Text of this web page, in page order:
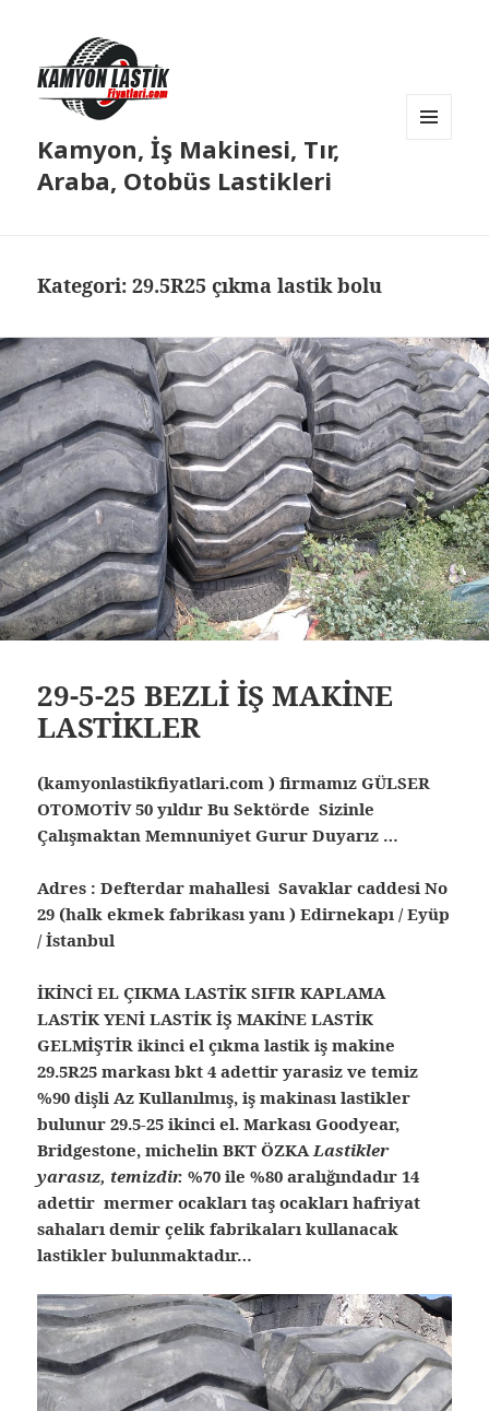
Kamyon, İş Makinesi, Tır,
Araba, Otobüs Lastikleri
Kategori:29.5R25 çıkma lastik bolu
29-5-25 BEZLİ İŞ MAKİNE
LASTİKLER
(kamyonlastikfiyatlari.com ) firmamız GÜLSER
OTOMOTİV 50 yıldır Bu Sektörde Sizinle
Çalışmaktan Memnuniyet Gurur Duyarız …
Adres : Defterdar mahallesi Savaklar caddesi No
29 (halk ekmek fabrikası yanı ) Edirnekapı / Eyüp
/ İstanbul
İKİNCİ EL ÇIKMA LASTİK SIFIR KAPLAMA
LASTİK YENİ LASTİK İŞ MAKİNE LASTİK
GELMİŞTİR ikinci el çıkma lastik iş makine
29.5R25 markası bkt 4 adettir yarasiz ve temiz
%90 dişli Az Kullanılmış, iş makinası lastikler
bulunur 29.5-25 ikinci el. Markası Goodyear,
Bridgestone, michelin BKT ÖZKA Lastikler
yarasız, temizdir. %70 ile %80 aralığındadır 14
adettir mermer ocakları taş ocakları hafriyat
sahaları demir çelik fabrikaları kullanacak
lastikler bulunmaktadır…